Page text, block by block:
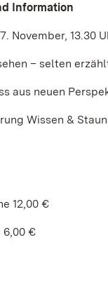
Information
November, 13.30
– selten
aus neuen
Wissen &
12,00 €
6,00 €